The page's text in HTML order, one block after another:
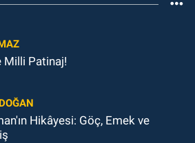
Milli Patinaj!
Hikâyesi: Göç, Emek ve